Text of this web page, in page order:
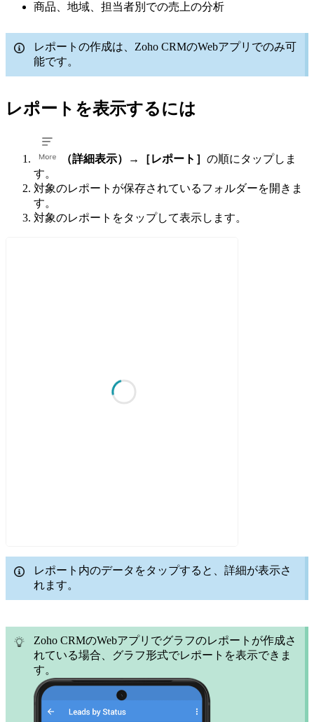
商品、地域、担当者別での売上の分析
レポートの作成は、Zoho CRMのWebアプリでのみ可
能です。
レポートを表示するには
（詳細表示） → ［レポート］ の順にタップしま
す。
対象のレポートが保存されているフォルダーを開きま
す。
対象のレポートをタップして表示します。
レポート内のデータをタップすると、詳細が表示さ
れます。
Zoho CRMのWebアプリでグラフのレポートが作成さ
れている場合、グラフ形式でレポートを表示できま
す。